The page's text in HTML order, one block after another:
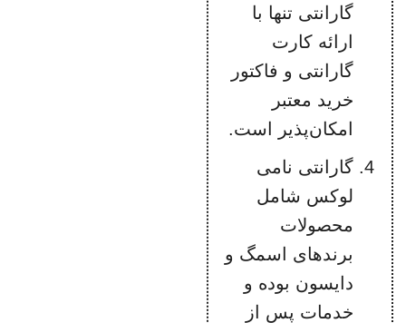
گارانتی تنها با
ارائه کارت
گارانتی و فاکتور
خرید معتبر
امکان‌پذیر است.
گارانتی نامی
لوکس شامل
محصولات
برندهای اسمگ و
دایسون بوده و
خدمات پس از